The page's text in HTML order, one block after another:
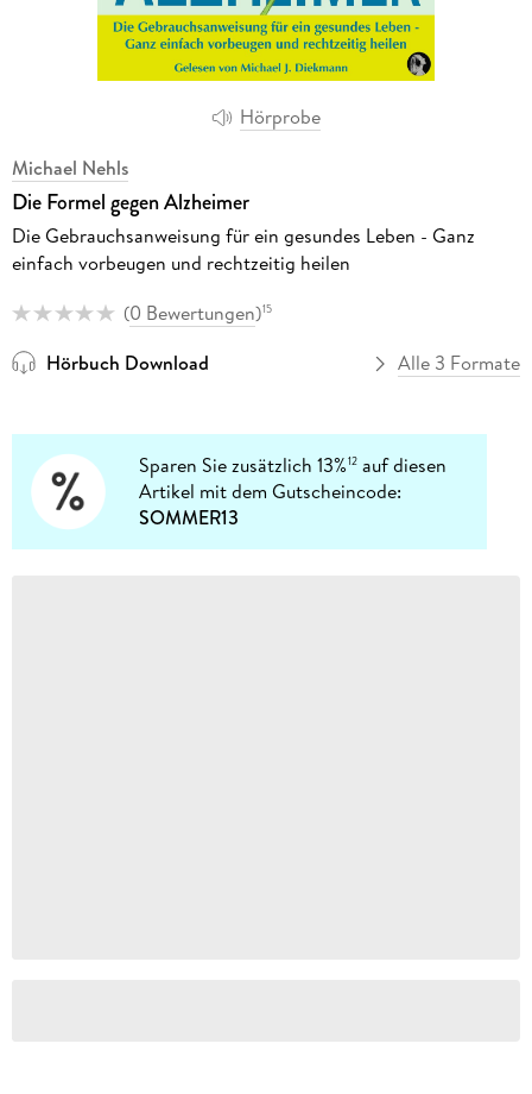
Hörprobe
Michael Nehls
Die Formel gegen Alzheimer
Die Gebrauchsanweisung für ein gesundes Leben - Ganz
einfach vorbeugen und rechtzeitig heilen
(0 Bewertungen)15
Hörbuch Download Alle 3 Formate
Sparen Sie zusätzlich 13%12 auf diesen
Artikel mit dem Gutscheincode:
SOMMER13